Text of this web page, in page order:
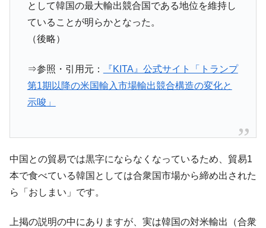
Fact1 今話題の「楽天ライオンズ」とは？
奇跡の毛色「白毛馬」とは？
える賞金とは？
Fact1 平成仮面ライダーの意外すぎるモチーフとは？
Fact1
発表から2日で大崩壊、鳴かず飛ばずに終わりそう
日本人マスターズ挑戦の歴史。松山以前に最高位
甲子園通算本塁打、最多の清原に次いで多く打っ
ている意外な選手とは？
Fact1 セレクトセールの高額取引馬が稼いだ金額とは？
として韓国の最大輸出競合国である地位を維持し
ていることが明らかとなった。
（後略）
⇒参照・引用元：
『KITA』公式サイト「トランプ
第1期以降の米国輸入市場輸出競合構造の変化と
示唆」
中国との貿易では黒字にならなくなっているため、貿易1
本で食べている韓国としては合衆国市場から締め出された
ら「おしまい」です。
上掲の説明の中にありますが、実は韓国の対米輸出（合衆